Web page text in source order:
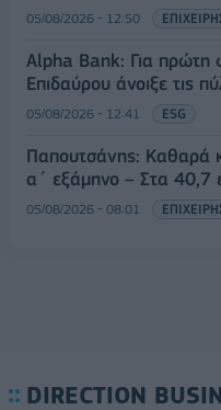
05/08/2026 - 12:50
Alpha Bank: Για πρώτη
Επιδαύρου άνοιξε τις
05/08/2026 - 12:41 ESG
Παπουτσάνης: Καθαρά
α΄ εξάμηνο – Στα 40,7
05/08/2026 - 08:01
DIRECTION